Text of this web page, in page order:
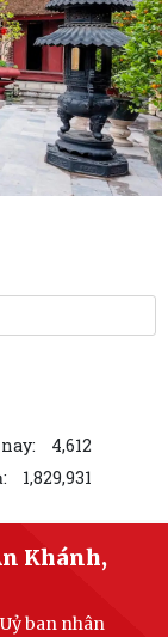
4,612
1,829,931
Khánh,
ban nhân